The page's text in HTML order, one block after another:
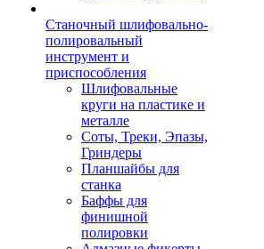
Станочный шлифовально-
полировальный
инструмент и
приспособления
Шлифовальные
круги на пластике и
металле
Соты, Треки, Эпазы,
Гриндеры
Планшайбы для
станка
Баффы для
финишной
полировки